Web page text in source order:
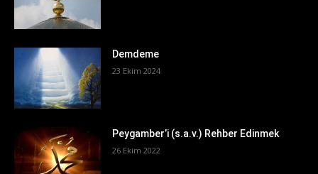
Demdeme
23 Ekim 2024
Peygamber’i (s.a.v.) Rehber Edinmek
26 Ekim 2022